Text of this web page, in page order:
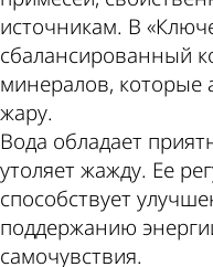
источникам. В
сбалансированный
минералов, которые
жару.
Вода обладает
утоляет жажду. Ее
способствует
поддержанию
самочувствия.